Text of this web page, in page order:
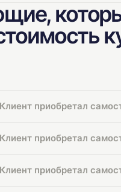
Клиент приобретал
Клиент приобретал
Клиент приобретал